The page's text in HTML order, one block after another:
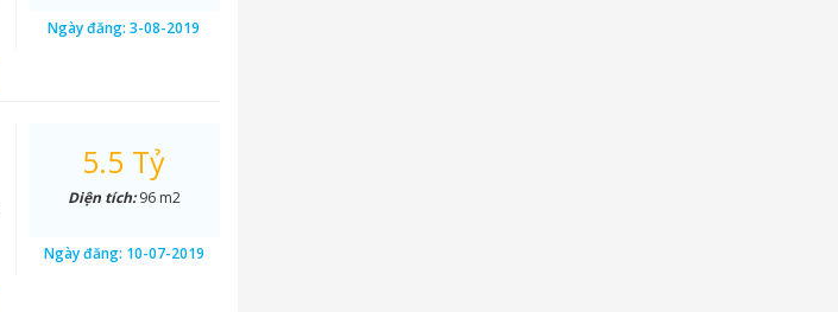
Ngày đăng:3-08-2019
5.5 Tỷ
Diện tích:96 m2
Ngày đăng: 10-07-2019